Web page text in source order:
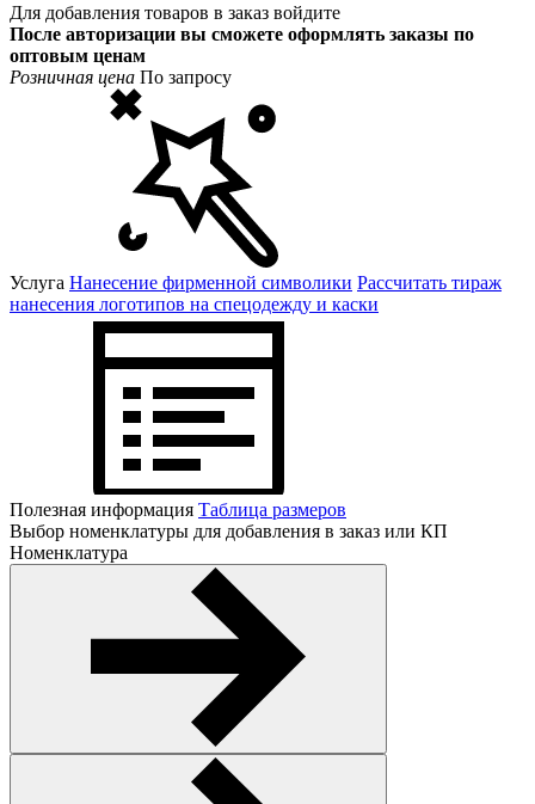
Для добавления товаров в заказ войдите
После авторизации вы сможете оформлять заказы по
оптовым ценам
Розничная цена По запросу
Услуга Нанесение фирменной символики Рассчитать тираж
нанесения логотипов на спецодежду и каски
Полезная информация Таблица размеров
Выбор номенклатуры для добавления в заказ или КП
Номенклатура